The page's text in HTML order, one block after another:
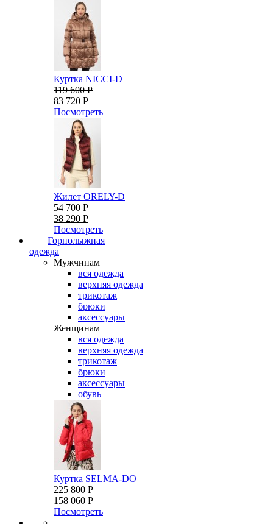
Куртка NICCI-D
119 600 Р
83 720 Р
Посмотреть
Жилет ORELY-D
54 700 Р
38 290 Р
Посмотреть
Горнолыжная
одежда
Мужчинам
вся одежда
верхняя одежда
трикотаж
брюки
аксессуары
Женщинам
вся одежда
верхняя одежда
трикотаж
брюки
аксессуары
обувь
Куртка SELMA-DO
225 800 Р
158 060 Р
Посмотреть